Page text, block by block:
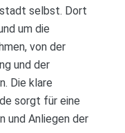
selbst. Dort
um die
von der
und der
Die klare
sorgt für eine
und Anliegen der